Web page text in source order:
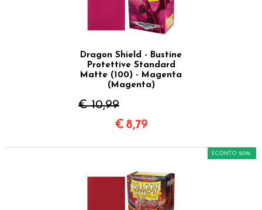
Dragon Shield - Bustine
Protettive Standard
Matte (100) - Magenta
(Magenta)
€ 10,99
€ 8,79
SCONTO 20%